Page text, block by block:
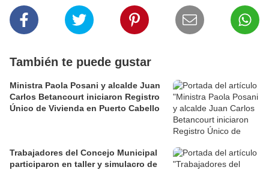
También te puede gustar
Ministra Paola Posani y alcalde Juan
Carlos Betancourt iniciaron Registro
Único de Vivienda en Puerto Cabello
Trabajadores del Concejo Municipal
participaron en taller y simulacro de